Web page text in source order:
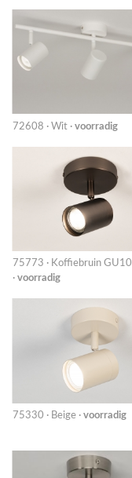
72608 · Wit · voorradig
75773 · Koffiebruin GU10
· voorradig
75330 · Beige · voorradig